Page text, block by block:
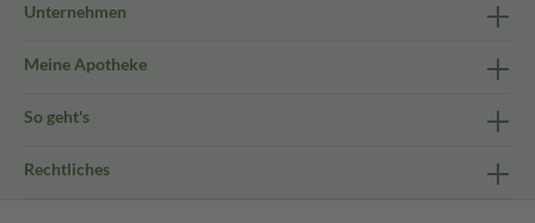
Unternehmen
Meine Apotheke
So geht's
Rechtliches